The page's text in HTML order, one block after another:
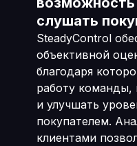
слушать
SteadyControl
объективной
благодаря
работу команды,
и улучшать
покупателем.
клиентами